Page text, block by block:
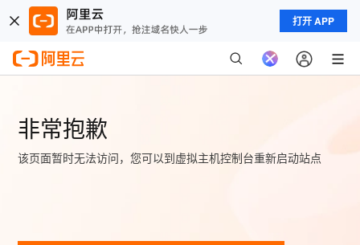
打开 APP
非常抱歉
该页面暂时无法访问，您可以到虚拟主机控制台重新启动站点